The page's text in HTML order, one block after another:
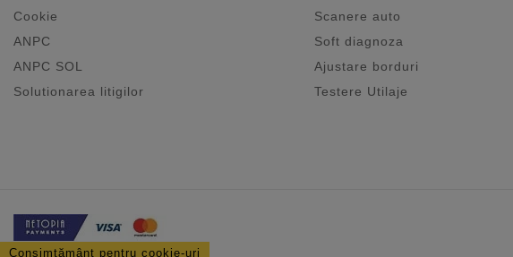
Cookie
ANPC
ANPC SOL
Solutionarea litigilor
Scanere auto
Soft diagnoza
Ajustare borduri
Testere Utilaje
Consimțământ pentru cookie-uri